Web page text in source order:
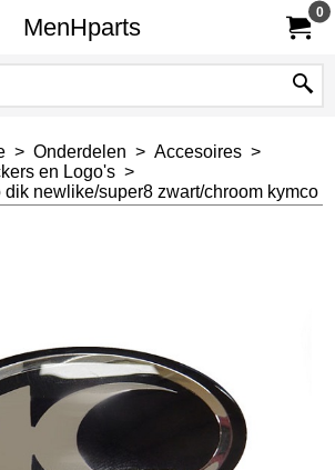
MenHparts
0
> Onderdelen > Accesoires >
en Logo's >
newlike/super8 zwart/chroom kymco